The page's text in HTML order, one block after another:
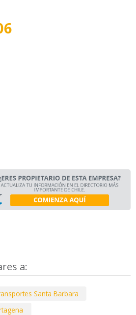
a:
Santa Barbara